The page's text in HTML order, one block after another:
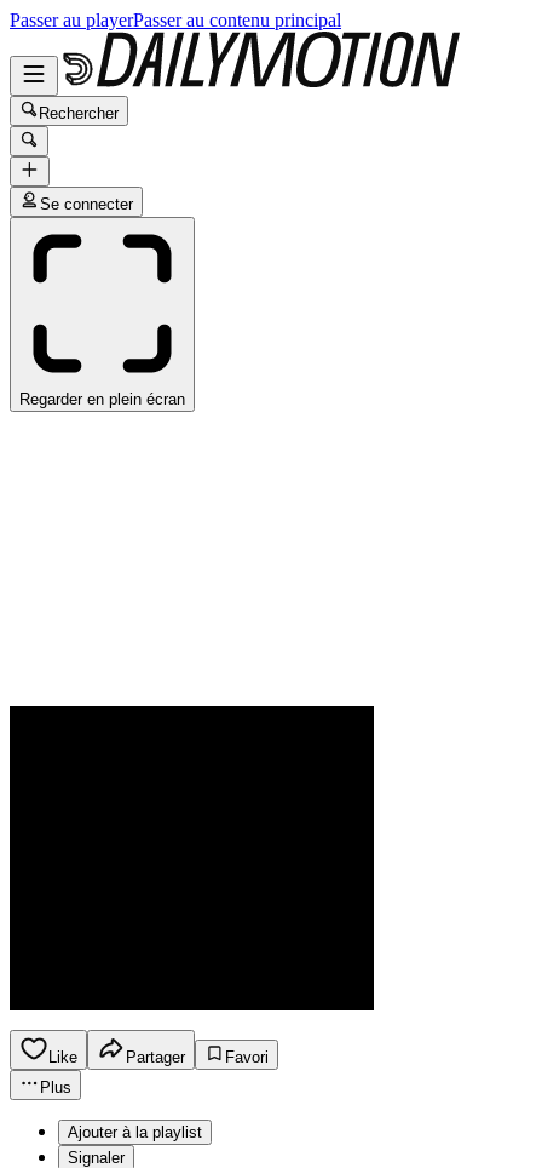
Passer au playerPasser au contenu principal
Rechercher
Se connecter
Regarder en plein écran
Like Partager
Favori
Plus
Ajouter à la playlist
Signaler